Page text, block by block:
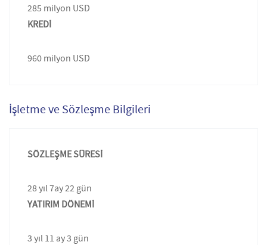
285 milyon USD
KREDİ
960 milyon USD
İşletme ve Sözleşme Bilgileri
SÖZLEŞME SÜRESİ
28 yıl 7ay 22 gün
YATIRIM DÖNEMİ
3 yıl 11 ay 3 gün